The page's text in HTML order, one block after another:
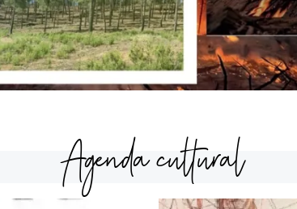
Agenda cultural